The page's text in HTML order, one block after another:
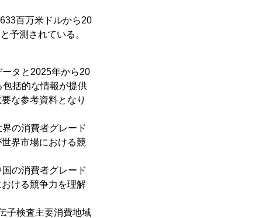
百万米ドルから20
予測されている。
タと2025年から20
括的な情報が提供
な参考資料となり
の消費者グレード
界市場における競
の消費者グレード
ける競争力を理解
子検査主要消費地域